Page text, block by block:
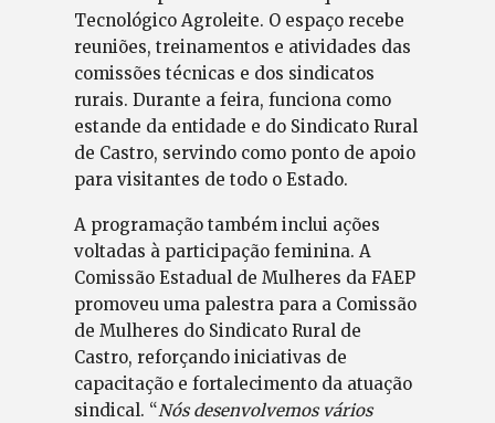
Tecnológico Agroleite. O espaço recebe
reuniões, treinamentos e atividades das
comissões técnicas e dos sindicatos
rurais. Durante a feira, funciona como
estande da entidade e do Sindicato Rural
de Castro, servindo como ponto de apoio
para visitantes de todo o Estado.
A programação também inclui ações
voltadas à participação feminina. A
Comissão Estadual de Mulheres da FAEP
promoveu uma palestra para a Comissão
de Mulheres do Sindicato Rural de
Castro, reforçando iniciativas de
capacitação e fortalecimento da atuação
sindical. “Nós desenvolvemos vários